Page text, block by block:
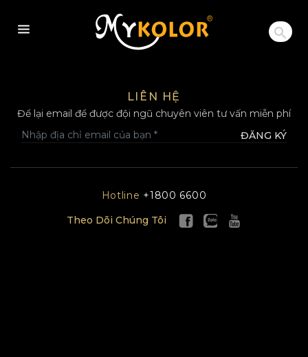
MYKOLOR
LIÊN HỆ
Để lại email để được đội ngũ chuyên viên tư vấn miễn phí
ĐĂNG KÝ
Hotline +1800 6600
Theo Dõi Chúng Tôi